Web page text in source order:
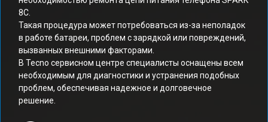
8C.
Такая процедура может потребоваться из-за неполадок
в работе батареи, проблем с зарядкой или повреждений,
вызванных внешними факторами.
В Tecno сервисном центре специалисты оснащены всем
необходимым для диагностики и устранения подобных
проблем, обеспечивая надежное и долговечное
решение.